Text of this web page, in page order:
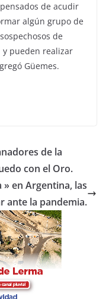
de acudir
algún grupo de
de
y pueden realizar
Güemes.
de la
con el Oro.
» en Argentina, las
ante la pandemia.